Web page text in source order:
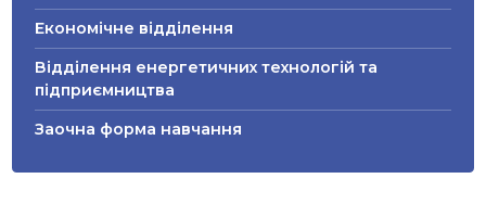
Економічне відділення
Відділення енергетичних технологій та
підприємництва
Заочна форма навчання